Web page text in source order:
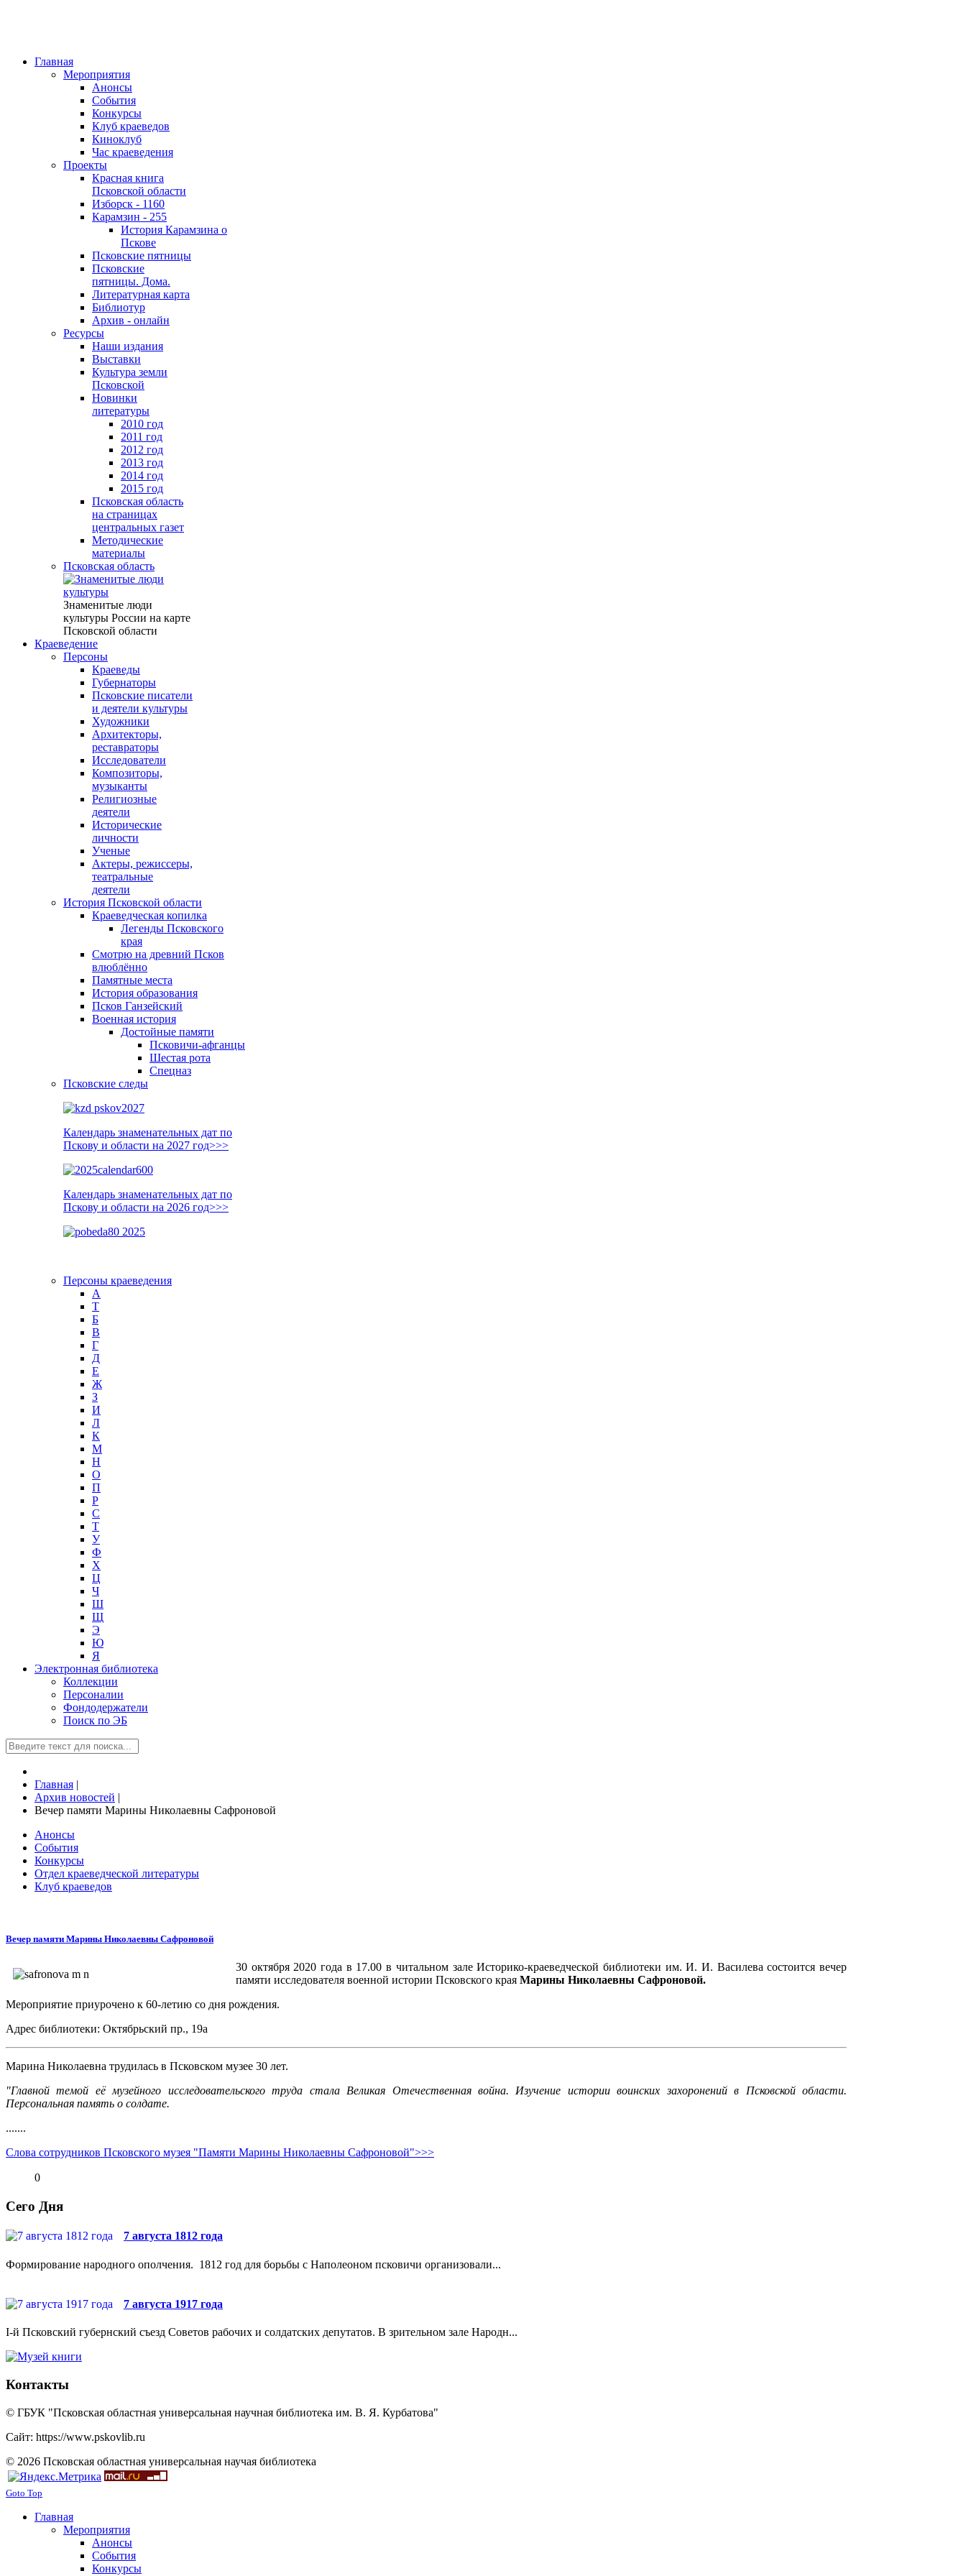
Главная
Мероприятия
Анонсы
События
Конкурсы
Клуб краеведов
Киноклуб
Час краеведения
Проекты
Красная книга
Псковской области
Изборск - 1160
Карамзин - 255
История Карамзина о
Пскове
Псковские пятницы
Псковские
пятницы. Дома.
Литературная карта
Библиотур
Архив - онлайн
Ресурсы
Наши издания
Выставки
Культура земли
Псковской
Новинки
литературы
2010 год
2011 год
2012 год
2013 год
2014 год
2015 год
Псковская область
на страницах
центральных газет
Методические
материалы
Псковская область
Знаменитые люди
культуры России на карте
Псковской области
Краеведение
Персоны
Краеведы
Губернаторы
Псковские писатели
и деятели культуры
Художники
Архитекторы,
реставраторы
Исследователи
Композиторы,
музыканты
Религиозные
деятели
Исторические
личности
Ученые
Актеры, режиссеры,
театральные
деятели
История Псковской области
Краеведческая копилка
Легенды Псковского
края
Смотрю на древний Псков
влюблённо
Памятные места
История образования
Псков Ганзейский
Военная история
Достойные памяти
Псковичи-афганцы
Шестая рота
Спецназ
Псковские следы
Календарь знаменательных дат по
Пскову и области на 2027 год>>>
Календарь знаменательных дат по
Пскову и области на 2026 год>>>
Персоны краеведения
А
T
Б
В
Г
Д
Е
Ж
З
И
Л
К
М
Н
О
П
Р
С
Т
У
Ф
Х
Ц
Ч
Ш
Щ
Э
Ю
Я
Электронная библиотека
Коллекции
Персоналии
Фондодержатели
Поиск по ЭБ
Главная |
Архив новостей |
Вечер памяти Марины Николаевны Сафроновой
Анонсы
События
Конкурсы
Отдел краеведческой литературы
Клуб краеведов
Вечер памяти Марины Николаевны Сафроновой
30 октября 2020 года в 17.00 в читальном зале Историко-краеведческой библиотеки им. И. И. Василева состоится вечер
памяти исследователя военной истории Псковского края Марины Николаевны Сафроновой.
Мероприятие приурочено к 60-летию со дня рождения.
Адрес библиотеки: Октябрьский пр., 19а
Марина Николаевна трудилась в Псковском музее 30 лет.
"Главной темой её музейного исследовательского труда стала Великая Отечественная война. Изучение истории воинских захоронений в Псковской области.
Персональная память о солдате.
.......
Слова сотрудников Псковского музея "Памяти Марины Николаевны Сафроновой">>>
0
Сего Дня
7 августа 1812 года
Формирование народного ополчения. 1812 год для борьбы с Наполеоном псковичи организовали...
7 августа 1917 года
I-й Псковский губернский съезд Советов рабочих и солдатских депутатов. В зрительном зале Народн...
Контакты
© ГБУК "Псковская областная универсальная научная библиотека им. В. Я. Курбатова"
Сайт: https://www.pskovlib.ru
© 2026 Псковская областная универсальная научая библиотека
Goto Top
Главная
Мероприятия
Анонсы
События
Конкурсы